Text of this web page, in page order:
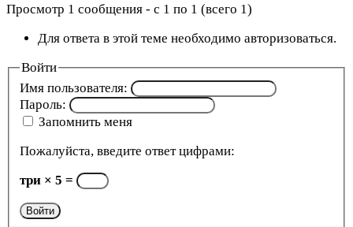
Просмотр 1 сообщения - с 1 по 1 (всего 1)
Для ответа в этой теме необходимо авторизоваться.
Войти
Имя пользователя:
Пароль:
Запомнить меня
Пожалуйста, введите ответ цифрами:
три × 5 =
Войти